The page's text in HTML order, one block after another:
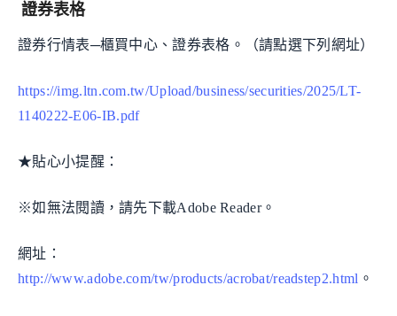
證券表格
證券行情表─櫃買中心、證券表格。（請點選下列網址）
https://img.ltn.com.tw/Upload/business/securities/2025/LT-
1140222-E06-IB.pdf
★貼心小提醒：
※如無法閱讀，請先下載Adobe Reader。
網址：
http://www.adobe.com/tw/products/acrobat/readstep2.html 。